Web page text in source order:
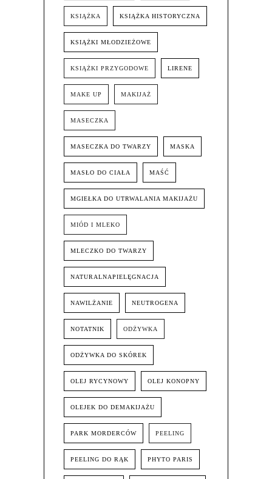
KSIĄŻKA KSIĄŻKA HISTORYCZNA
KSIĄŻKI MŁODZIEŻOWE
KSIĄŻKI PRZYGODOWE LIRENE
MAKE UP MAKIJAŻ
MASECZKA
MASECZKA DO TWARZY MASKA
MASŁO DO CIAŁA MAŚĆ
MGIEŁKA DO UTRWALANIA MAKIJAŻU
MIÓD I MLEKO
MLECZKO DO TWARZY
NATURALNAPIELĘGNACJA
NAWILŻANIE NEUTROGENA
NOTATNIK ODŻYWKA
ODŻYWKA DO SKÓREK
OLEJ RYCYNOWY OLEJ KONOPNY
OLEJEK DO DEMAKIJAŻU
PARK MORDERCÓW PEELING
PEELING DO RĄK PHYTO PARIS